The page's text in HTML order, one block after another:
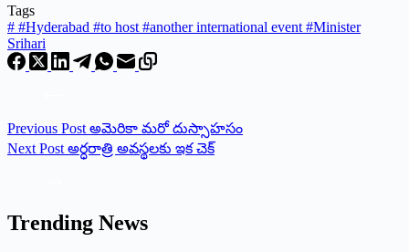
Tags
# #Hyderabad #to host #another international event #Minister
Srihari
Previous Post అమెరికా మరో దుస్సాహసం
Next Post అర్ధరాత్రి అవస్థలకు ఇక చెక్
Trending News